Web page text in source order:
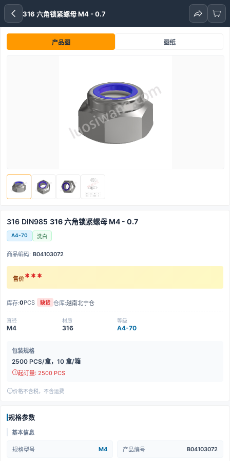
316 六角锁紧螺母 M4 - 0.7
产品图 图纸
316 DIN985 316 六角锁紧螺母 M4 - 0.7
A4-70 洗白
商品编码: B04103072
售价***
库存:0PCS 缺货 仓库:越南北宁仓
直径
M4
材质
316
等级
A4-70
包装规格
2500 PCS/盒，10 盒/箱
起订量: 2500 PCS
价格不含税，不含运费
规格参数
基本信息
规格型号 M4 产品编号 B04103072